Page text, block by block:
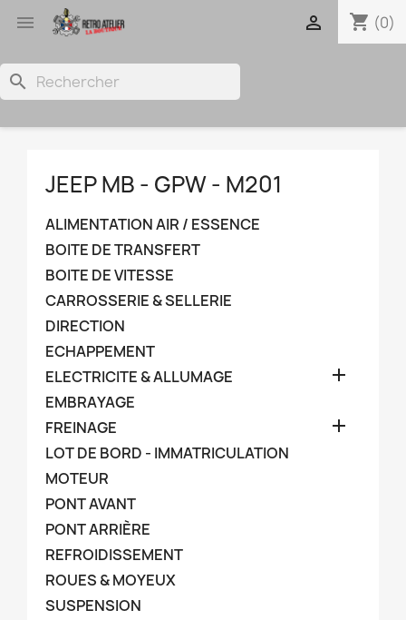
 shopping_cart (0)

search
JEEP MB - GPW - M201
ALIMENTATION AIR / ESSENCE
BOITE DE TRANSFERT
BOITE DE VITESSE
CARROSSERIE & SELLERIE
DIRECTION
ECHAPPEMENT
ELECTRICITE & ALLUMAGE

EMBRAYAGE
FREINAGE

LOT DE BORD - IMMATRICULATION
MOTEUR
PONT AVANT
PONT ARRIÈRE
REFROIDISSEMENT
ROUES & MOYEUX
SUSPENSION